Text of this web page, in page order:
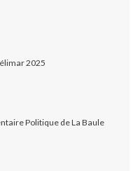
2025
Politique de La Baule